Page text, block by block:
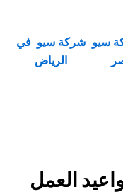
شركة سيو في
الرياض
العمل